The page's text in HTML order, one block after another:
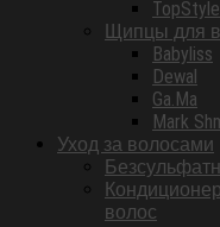
Щипцы для
Babyliss
Dewal
Ga.Ma
Mark
Уход за волосами
волос